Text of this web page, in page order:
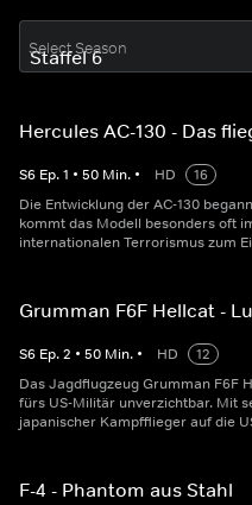
Select Season
Hercules AC-130 - Das
S6 Ep.1 • 50 Min. • HD
16
Die Entwicklung der AC-130
kommt das Modell besonders oft
internationalen Terrorismus zum
Grumman F6F Hellcat -
S6 Ep.2 • 50 Min. • HD
12
Das Jagdflugzeug Grumman F6F
fürs US-Militär unverzichtbar. Mit
japanischer Kampfflieger auf die
F-4 - Phantom aus Stahl